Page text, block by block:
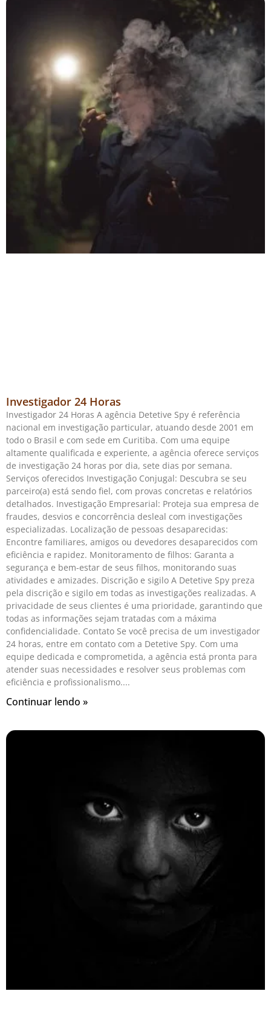
Investigador 24 Horas
Investigador 24 Horas A agência Detetive Spy é referência
nacional em investigação particular, atuando desde 2001 em
todo o Brasil e com sede em Curitiba. Com uma equipe
altamente qualificada e experiente, a agência oferece serviços
de investigação 24 horas por dia, sete dias por semana.
Serviços oferecidos Investigação Conjugal: Descubra se seu
parceiro(a) está sendo fiel, com provas concretas e relatórios
detalhados. Investigação Empresarial: Proteja sua empresa de
fraudes, desvios e concorrência desleal com investigações
especializadas. Localização de pessoas desaparecidas:
Encontre familiares, amigos ou devedores desaparecidos com
eficiência e rapidez. Monitoramento de filhos: Garanta a
segurança e bem-estar de seus filhos, monitorando suas
atividades e amizades. Discrição e sigilo A Detetive Spy preza
pela discrição e sigilo em todas as investigações realizadas. A
privacidade de seus clientes é uma prioridade, garantindo que
todas as informações sejam tratadas com a máxima
confidencialidade. Contato Se você precisa de um investigador
24 horas, entre em contato com a Detetive Spy. Com uma
equipe dedicada e comprometida, a agência está pronta para
atender suas necessidades e resolver seus problemas com
eficiência e profissionalismo.
Continuar lendo »